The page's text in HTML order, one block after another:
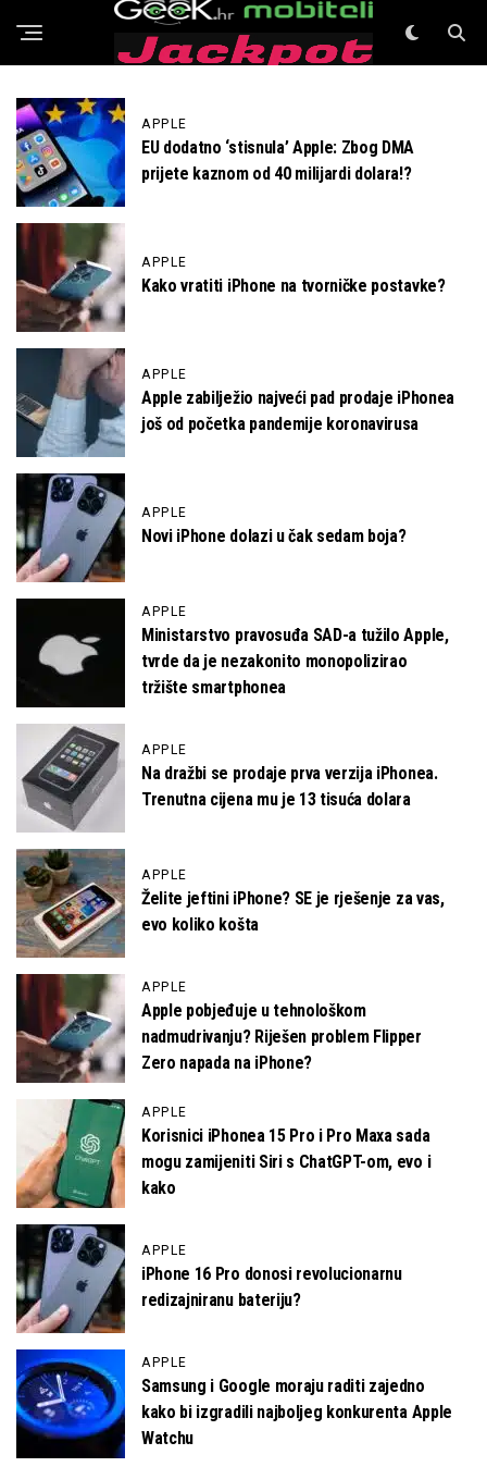
GeeK Mobiteli
APPLE
EU dodatno ‘stisnula’ Apple: Zbog DMA
prijete kaznom od 40 milijardi dolara!?
APPLE
Kako vratiti iPhone na tvorničke postavke?
APPLE
Apple zabilježio najveći pad prodaje iPhonea
još od početka pandemije koronavirusa
APPLE
Novi iPhone dolazi u čak sedam boja?
APPLE
Ministarstvo pravosuđa SAD-a tužilo Apple,
tvrde da je nezakonito monopolizirao
tržište smartphonea
APPLE
Na dražbi se prodaje prva verzija iPhonea.
Trenutna cijena mu je 13 tisuća dolara
APPLE
Želite jeftini iPhone? SE je rješenje za vas,
evo koliko košta
APPLE
Apple pobjeđuje u tehnološkom
nadmudrivanju? Riješen problem Flipper
Zero napada na iPhone?
APPLE
Korisnici iPhonea 15 Pro i Pro Maxa sada
mogu zamijeniti Siri s ChatGPT-om, evo i
kako
APPLE
iPhone 16 Pro donosi revolucionarnu
redizajniranu bateriju?
APPLE
Samsung i Google moraju raditi zajedno
kako bi izgradili najboljeg konkurenta Apple
Watchu